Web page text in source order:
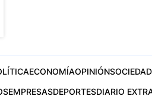
ECONOMÍAOPINIÓNSOCIEDAD
EMPRESASDEPORTESDIARIO